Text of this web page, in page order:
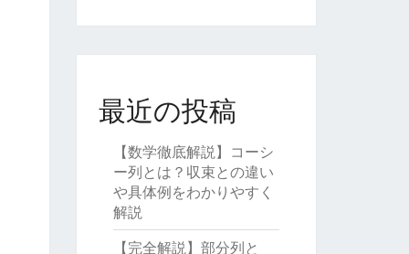
最近の投稿
【数学徹底解説】コーシ
ー列とは？収束との違い
や具体例をわかりやすく
解説
【完全解説】部分列と